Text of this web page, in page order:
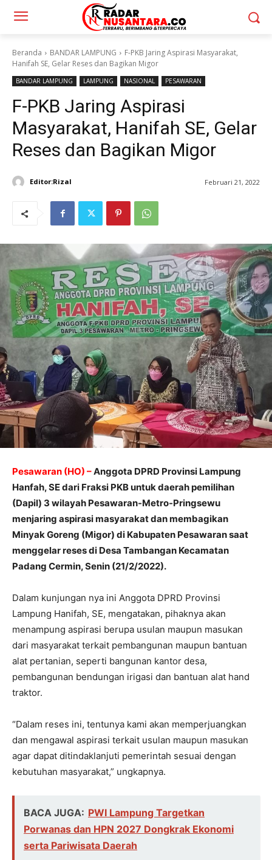
Beranda BANDAR LAMPUNG
F-PKB Jaring Aspirasi Masyarakat,
Hanifah SE, Gelar Reses dan Bagikan Migor
BANDAR LAMPUNG LAMPUNG NASIONAL PESAWARAN
F-PKB Jaring Aspirasi
Masyarakat, Hanifah SE, Gelar
Reses dan Bagikan Migor
Editor:Rizal Februari 21, 2022
Pesawaran (HO) –Anggota DPRD Provinsi Lampung
Hanfah, SE dari Fraksi PKB untuk daerah pemilihan
(Dapil) 3 wilayah Pesawaran-Metro-Pringsewu
menjaring aspirasi masyarakat dan membagikan
Minyak Goreng (Migor) di Kabupaten Pesawaran saat
menggelar reses di Desa Tambangan Kecamatan
Padang Cermin, Senin (21/2/2022).
Dalam kunjungan nya ini Anggota DPRD Provinsi
Lampung Hanifah, SE, mengatakan, pihaknya akan
menampung aspirasi berupa usulan maupun masukan
dari masyarakat terkait pembangunan maupun bantuan
alat pertanian, seperti bangunan kantor desa,
pembangunan bendungan irigasi dan bantuan alat hand
traktor.
“Dalam reses ini, tentunya kami akan memperjuangkan
dan mengawal aspirasi terkait usulan maupun masukan
agar dapat ditindaklanjuti pemerintah sesuai dengan
kebutuhan masyarakat,” ungkapnya.
BACA JUGA: PWI Lampung Targetkan
Porwanas dan HPN 2027 Dongkrak Ekonomi
serta Pariwisata Daerah